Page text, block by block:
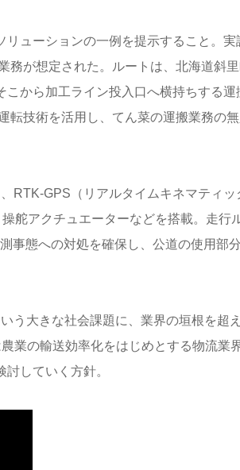
ューションの一例を提示すること。実
務が想定された。ルートは、北海道斜
から加工ライン投入口へ横持ちする運
転技術を活用し、てん菜の運搬業務の
RTK-GPS（リアルタイムキネマティッ
舵アクチュエーターなどを搭載。走行
事態への対処を確保し、公道の使用部
う大きな社会課題に、業界の垣根を超
業の輸送効率化をはじめとする物流業
していく方針。